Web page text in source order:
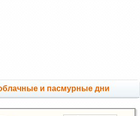
и пасмурные дни